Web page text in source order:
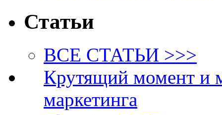
Статьи
ВСЕ СТАТЬИ >>>
Крутящий момент и
маркетинга